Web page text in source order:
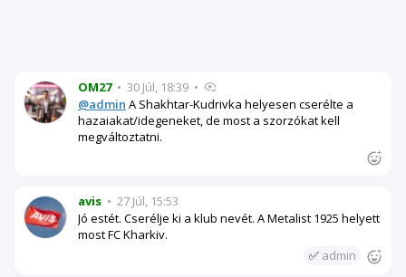
OM27 • 30 Júl, 18:39 •
@admin A Shakhtar-Kudrivka helyesen cserélte a
hazaiakat/idegeneket, de most a szorzókat kell
megváltoztatni.
avis • 27 Júl, 15:53
Jó estét. Cserélje ki a klub nevét. A Metalist 1925 helyett
most FC Kharkiv.
✅ admin